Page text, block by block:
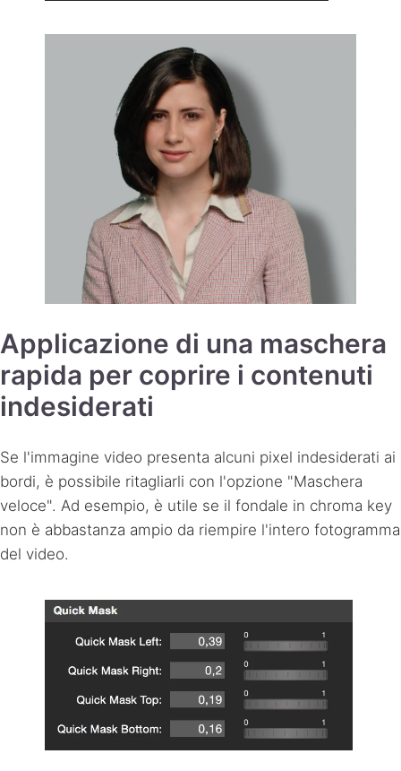
Applicazione di una maschera
rapida per coprire i contenuti
indesiderati
Se l'immagine video presenta alcuni pixel indesiderati ai
bordi, è possibile ritagliarli con l'opzione "Maschera
veloce". Ad esempio, è utile se il fondale in chroma key
non è abbastanza ampio da riempire l'intero fotogramma
del video.